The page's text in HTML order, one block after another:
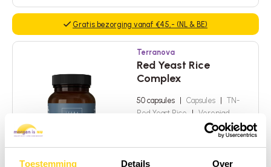
Toestemming Details Over
Gratis bezorging vanaf €45,- (NL & BE)
Terranova
Red Yeast Rice
Complex
50 capsules Capsules
TN-
Red Yeast Rice
| Verenigd